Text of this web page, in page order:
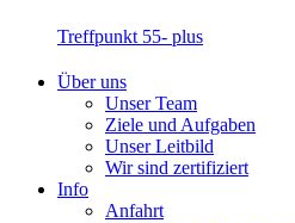
Treffpunkt 55- plus
Über uns
Unser Team
Ziele und Aufgaben
Unser Leitbild
Wir sind zertifiziert
Info
Anfahrt